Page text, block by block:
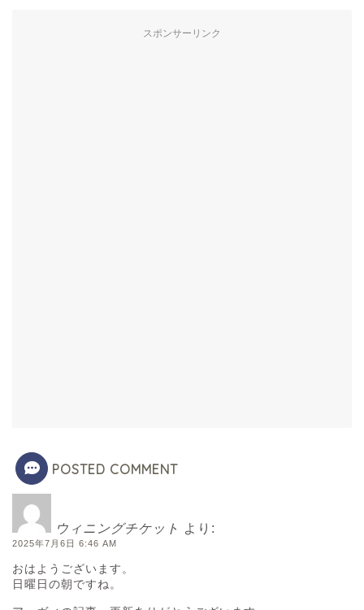
スポンサーリンク
POSTED COMMENT
ウィニングチケット より:
2025年7月6日 6:46 AM
おはようございます。
日曜日の朝ですね。